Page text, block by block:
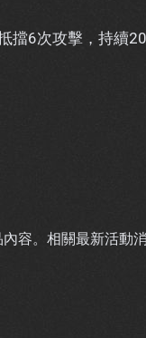
擋6次攻擊，持續
容。相關最新活動